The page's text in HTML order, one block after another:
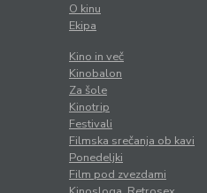
O kinu
Ekipa
Kino in več
Kinobalon
Za šole
Kinotrip
Festivali
Filmska srečanja ob kavi
Ponedeljki
Film pod zvezdami